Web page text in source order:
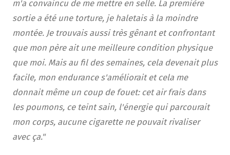
m'a convaincu de me mettre en selle. La première
sortie a été une torture, je haletais à la moindre
montée. Je trouvais aussi très gênant et confrontant
que mon père ait une meilleure condition physique
que moi. Mais au fil des semaines, cela devenait plus
facile, mon endurance s'améliorait et cela me
donnait même un coup de fouet: cet air frais dans
les poumons, ce teint sain, l'énergie qui parcourait
mon corps, aucune cigarette ne pouvait rivaliser
avec ça."